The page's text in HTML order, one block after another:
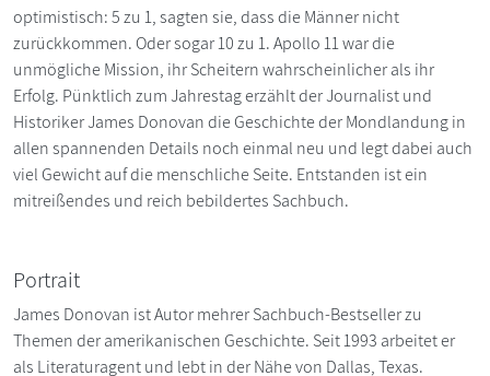
optimistisch: 5 zu 1, sagten sie, dass die Männer nicht
zurückkommen. Oder sogar 10 zu 1. Apollo 11 war die
unmögliche Mission, ihr Scheitern wahrscheinlicher als ihr
Erfolg. Pünktlich zum Jahrestag erzählt der Journalist und
Historiker James Donovan die Geschichte der Mondlandung in
allen spannenden Details noch einmal neu und legt dabei auch
viel Gewicht auf die menschliche Seite. Entstanden ist ein
mitreißendes und reich bebildertes Sachbuch.
Portrait
James Donovan ist Autor mehrer Sachbuch-Bestseller zu
Themen der amerikanischen Geschichte. Seit 1993 arbeitet er
als Literaturagent und lebt in der Nähe von Dallas, Texas.